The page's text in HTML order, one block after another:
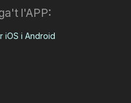
l'APP:
iOS i Android